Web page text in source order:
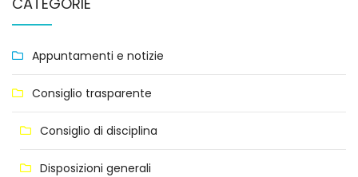
Appuntamenti e notizie
Consiglio trasparente
Consiglio di disciplina
Disposizioni generali